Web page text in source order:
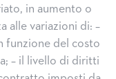
in aumento o
alle variazioni di: –
funzione del costo
– il livello di diritti